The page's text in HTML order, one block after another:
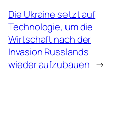
Die Ukraine setzt auf
Technologie, um die
Wirtschaft nach der
Invasion Russlands
wieder aufzubauen →